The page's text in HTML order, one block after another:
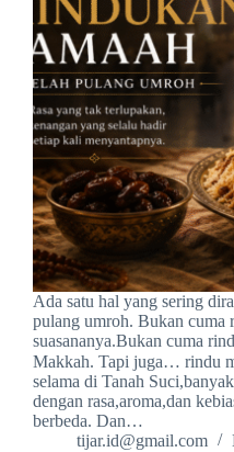
Ada satu hal yang sering
pulang umroh. Bukan cuma
suasananya.Bukan cuma
Makkah. Tapi juga… rindu
selama di Tanah
dengan rasa,aroma,dan
berbeda. Dan…
tijar.id@gmail.com